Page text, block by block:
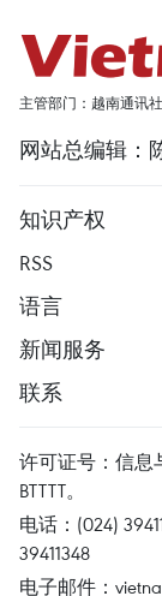
主管部门：越南通讯社
网站总编辑：
知识产权
RSS
语言
新闻服务
联系
许可证号：信息
BTTTT。
电话：(024)
39411348
电子邮件：